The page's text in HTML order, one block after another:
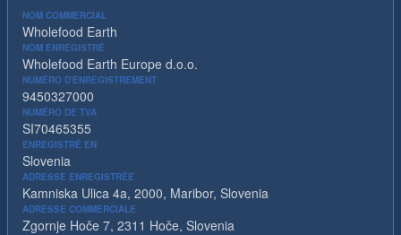
NOM COMMERCIAL
Wholefood Earth
NOM ENREGISTRÉ
Wholefood Earth Europe d.o.o.
NUMÉRO D'ENREGISTREMENT
9450327000
NUMÉRO DE TVA
SI70465355
ENREGISTRÉ EN
Slovenia
ADRESSE ENREGISTRÉE
Kamniska Ulica 4a, 2000, Maribor, Slovenia
ADRESSE COMMERCIALE
Zgornje Hoče 7, 2311 Hoče, Slovenia